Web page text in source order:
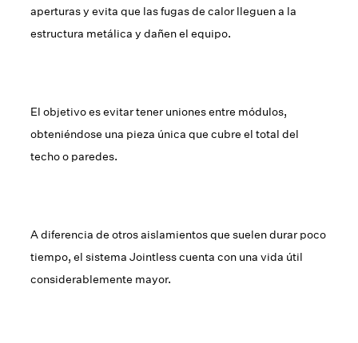
aperturas y evita que las fugas de calor lleguen a la
estructura metálica y dañen el equipo.
El objetivo es evitar tener uniones entre módulos,
obteniéndose una pieza única que cubre el total del
techo o paredes.
A diferencia de otros aislamientos que suelen durar poco
tiempo, el sistema Jointless cuenta con una vida útil
considerablemente mayor.